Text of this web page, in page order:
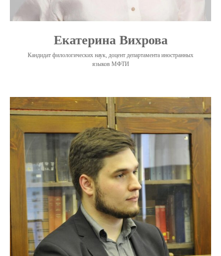
Екатерина Вихрова
Кандидат филологических наук, доцент департамента иностранных
языков МФТИ